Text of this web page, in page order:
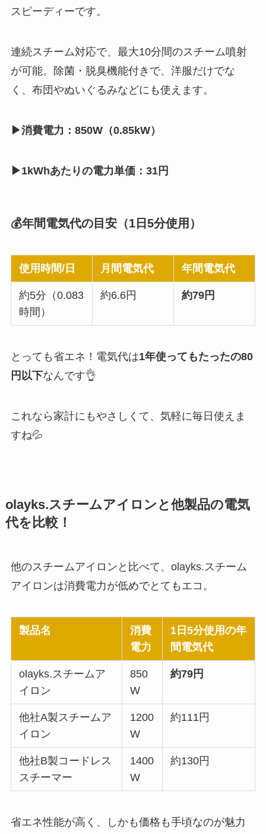
スピーディーです。
連続スチーム対応で、最大10分間のスチーム噴射
が可能。除菌・脱臭機能付きで、洋服だけでな
く、布団やぬいぐるみなどにも使えます。
▶消費電力：850W（0.85kW）
▶1kWhあたりの電力単価：31円
💰年間電気代の目安（1日5分使用）
使用時間/日 月間電気代 年間電気代
約5分（0.083
時間）
約6.6円 約79円
とっても省エネ！電気代は1年使ってもたったの80
円以下なんです👌
これなら家計にもやさしくて、気軽に毎日使えま
すね💦
olayks.スチームアイロンと他製品の電気
代を比較！
他のスチームアイロンと比べて、olayks.スチーム
アイロンは消費電力が低めでとてもエコ。
製品名
消費
電力
1日5分使用の年
間電気代
olayks.スチームア
イロン
850
W
約79円
他社A製スチームア
イロン
1200
W
約111円
他社B製コードレス
スチーマー
1400
W
約130円
省エネ性能が高く、しかも価格も手頃なのが魅力